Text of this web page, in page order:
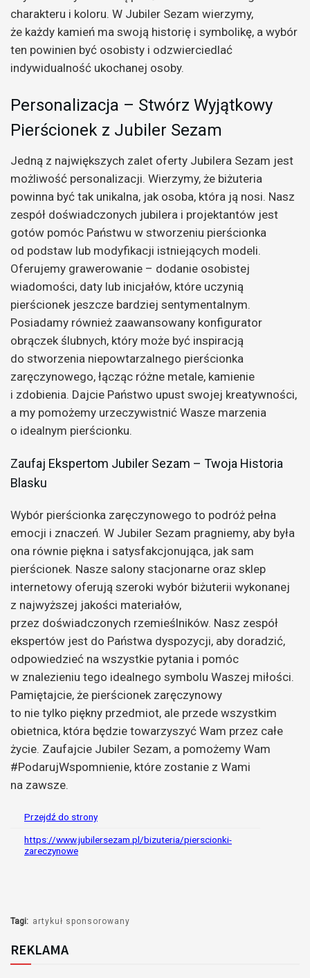
charakteru i koloru. W Jubiler Sezam wierzymy,
że każdy kamień ma swoją historię i symbolikę, a wybór
ten powinien być osobisty i odzwierciedlać
indywidualność ukochanej osoby.
Personalizacja – Stwórz Wyjątkowy
Pierścionek z Jubiler Sezam
Jedną z największych zalet oferty Jubilera Sezam jest
możliwość personalizacji. Wierzymy, że biżuteria
powinna być tak unikalna, jak osoba, która ją nosi. Nasz
zespół doświadczonych jubilera i projektantów jest
gotów pomóc Państwu w stworzeniu pierścionka
od podstaw lub modyfikacji istniejących modeli.
Oferujemy grawerowanie – dodanie osobistej
wiadomości, daty lub inicjałów, które uczynią
pierścionek jeszcze bardziej sentymentalnym.
Posiadamy również zaawansowany konfigurator
obrączek ślubnych, który może być inspiracją
do stworzenia niepowtarzalnego pierścionka
zaręczynowego, łącząc różne metale, kamienie
i zdobienia. Dajcie Państwo upust swojej kreatywności,
a my pomożemy urzeczywistnić Wasze marzenia
o idealnym pierścionku.
Zaufaj Ekspertom Jubiler Sezam – Twoja Historia
Blasku
Wybór pierścionka zaręczynowego to podróż pełna
emocji i znaczeń. W Jubiler Sezam pragniemy, aby była
ona równie piękna i satysfakcjonująca, jak sam
pierścionek. Nasze salony stacjonarne oraz sklep
internetowy oferują szeroki wybór biżuterii wykonanej
z najwyższej jakości materiałów,
przez doświadczonych rzemieślników. Nasz zespół
ekspertów jest do Państwa dyspozycji, aby doradzić,
odpowiedzieć na wszystkie pytania i pomóc
w znalezieniu tego idealnego symbolu Waszej miłości.
Pamiętajcie, że pierścionek zaręczynowy
to nie tylko piękny przedmiot, ale przede wszystkim
obietnica, która będzie towarzyszyć Wam przez całe
życie. Zaufajcie Jubiler Sezam, a pomożemy Wam
#PodarujWspomnienie, które zostanie z Wami
na zawsze.
Przejdź do strony
https://www.jubilersezam.pl/bizuteria/pierscionki-
zareczynowe
Tagi: artykuł sponsorowany
REKLAMA